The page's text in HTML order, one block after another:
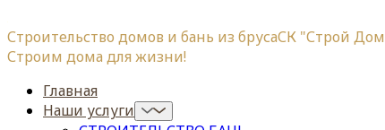
Строительство домов и бань из брусаСК "Строй
Строим дома для жизни!
Главная
Наши услуги